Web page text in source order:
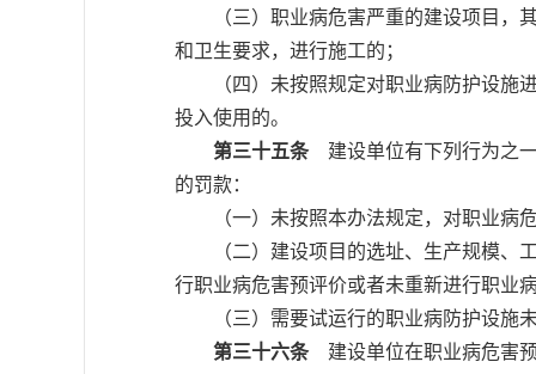
（三）职业病危害严重的建设项目，其
和卫生要求，进行施工的；
（四）未按照规定对职业病防护设施进
投入使用的。
第三十五条建设单位有下列行为之一
的罚款：
（一）未按照本办法规定，对职业病危
（二）建设项目的选址、生产规模、工
行职业病危害预评价或者未重新进行职业
（三）需要试运行的职业病防护设施未
第三十六条建设单位在职业病危害预